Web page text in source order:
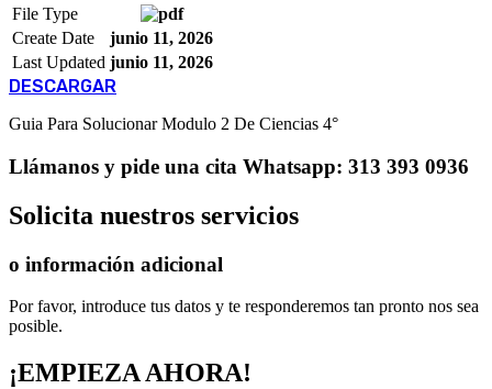
File Type
Create Date
junio 11, 2026
Last Updated junio 11, 2026
DESCARGAR
Guia Para Solucionar Modulo 2 De Ciencias 4°
Llámanos y pide una cita Whatsapp: 313 393 0936
Solicita nuestros servicios
o información adicional
Por favor, introduce tus datos y te responderemos tan pronto nos sea
posible.
¡EMPIEZA AHORA!